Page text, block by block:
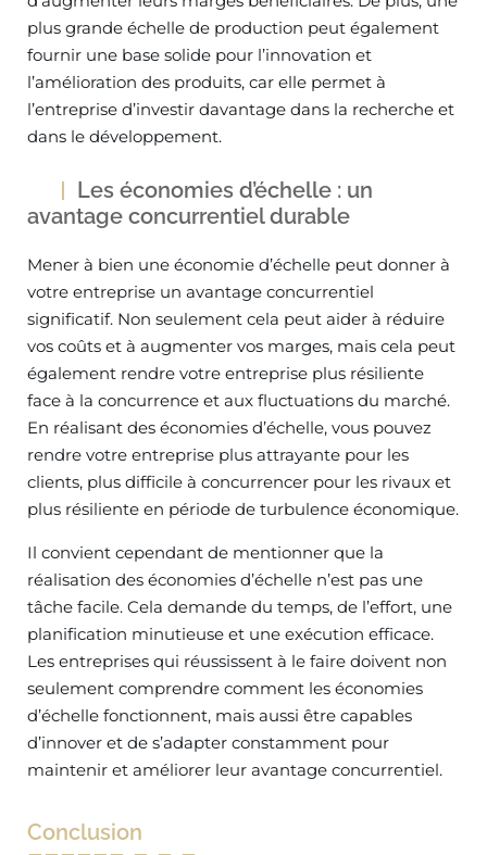
plus grande échelle de production peut également
fournir une base solide pour l’innovation et
l’amélioration des produits, car elle permet à
l’entreprise d’investir davantage dans la recherche et
dans le développement.
Les économies d’échelle : un
avantage concurrentiel durable
Mener à bien une économie d’échelle peut donner à
votre entreprise un avantage concurrentiel
significatif. Non seulement cela peut aider à réduire
vos coûts et à augmenter vos marges, mais cela peut
également rendre votre entreprise plus résiliente
face à la concurrence et aux fluctuations du marché.
En réalisant des économies d’échelle, vous pouvez
rendre votre entreprise plus attrayante pour les
clients, plus difficile à concurrencer pour les rivaux et
plus résiliente en période de turbulence économique.
Il convient cependant de mentionner que la
réalisation des économies d’échelle n’est pas une
tâche facile. Cela demande du temps, de l’effort, une
planification minutieuse et une exécution efficace.
Les entreprises qui réussissent à le faire doivent non
seulement comprendre comment les économies
d’échelle fonctionnent, mais aussi être capables
d’innover et de s’adapter constamment pour
maintenir et améliorer leur avantage concurrentiel.
Conclusion